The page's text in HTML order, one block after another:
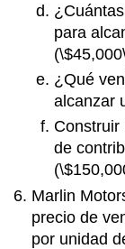
para
¿Qué
alcanzar
Construir
de
Marlin
precio de
por unidad